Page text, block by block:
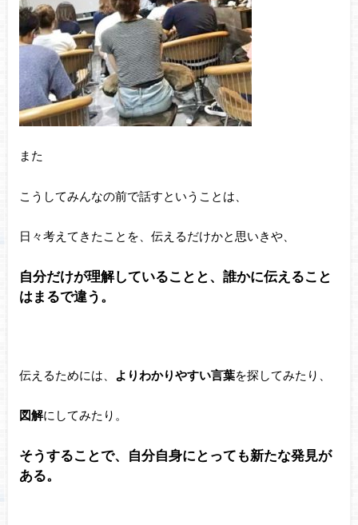
また
こうしてみんなの前で話すということは、
日々考えてきたことを、伝えるだけかと思いきや、
自分だけが理解していることと、誰かに伝えること
はまるで違う。
伝えるためには、 よりわかりやすい言葉を探してみたり、
図解にしてみたり。
そうすることで、自分自身にとっても新たな発見が
ある。